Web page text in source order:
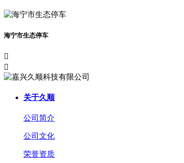
海宁市生态停车


关于久顺
公司简介
公司文化
荣誉资质